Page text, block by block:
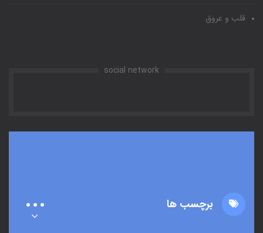
قلب و عروق
social network
برچسب ها